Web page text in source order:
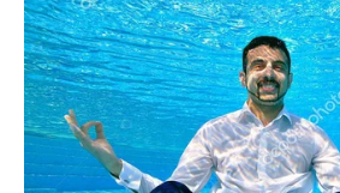
DRAMA
Deretan Pemeran
Terbaru yang
Na Ra